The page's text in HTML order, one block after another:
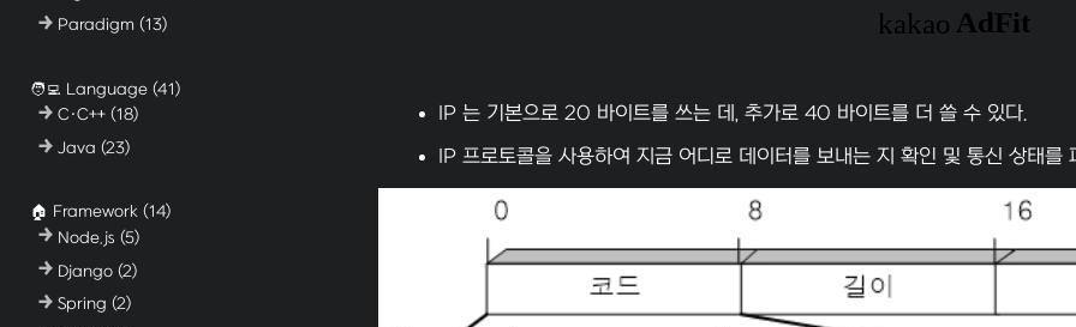
Paradigm(13)
🧑‍💻 Language (41)
C·C++(18)
Java(23)
🏠 Framework (14)
Node.js(5)
Django(2)
Spring(2)
IP 는 기본으로 20 바이트를 쓰는 데, 추가로 40 바이트를 더 쓸 수 있다.
IP 프로토콜을 사용하여 지금 어디로 데이터를 보내는 지 확인 및 통신 상태를